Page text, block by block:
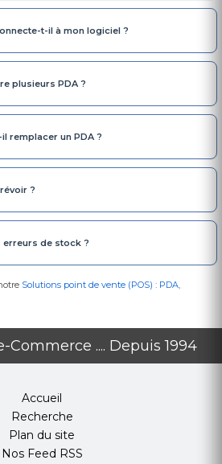
t-il à mon logiciel ?
plusieurs PDA ?
remplacer un PDA ?
?
erreurs de stock ?
Solutions point de vente (POS) : PDA,
Commerce .... Depuis 1994
Accueil
Recherche
Plan du site
Nos Feed RSS